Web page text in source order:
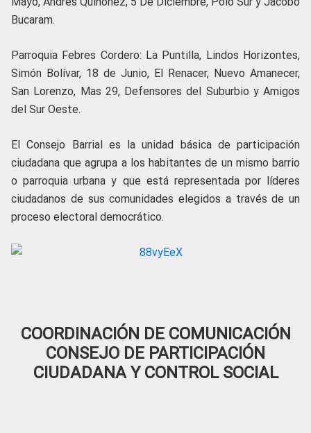
Bucaram.
Parroquia Febres Cordero: La Puntilla, Lindos Horizontes,
Simón Bolívar, 18 de Junio, El Renacer, Nuevo Amanecer,
San Lorenzo, Mas 29, Defensores del Suburbio y Amigos
del Sur Oeste.
El Consejo Barrial es la unidad básica de participación
ciudadana que agrupa a los habitantes de un mismo barrio
o parroquia urbana y que está representada por líderes
ciudadanos de sus comunidades elegidos a través de un
proceso electoral democrático.
COORDINACIÓN DE COMUNICACIÓN
CONSEJO DE PARTICIPACIÓN
CIUDADANA Y CONTROL SOCIAL